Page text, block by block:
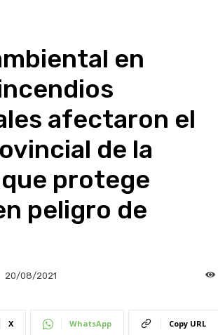
en
afectaron el
de la
protege
peligro de
20/08/2021
X WhatsApp Copy URL